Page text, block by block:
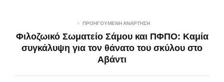
ΠΡΟΗΓΟΎΜΕΝΗ ΑΝΆΡΤΗΣΗ
Φιλοζωικό Σωματείο Σάμου και ΠΦΠΟ: Καμία
συγκάλυψη για τον θάνατο του σκύλου στο
Αβάντι